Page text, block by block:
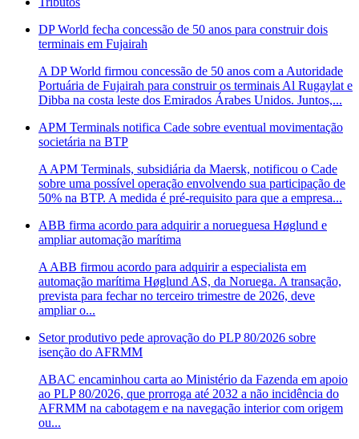
DP World fecha concessão de 50 anos para construir dois
terminais em Fujairah
A DP World firmou concessão de 50 anos com a Autoridade
Portuária de Fujairah para construir os terminais Al Rugaylat e
Dibba na costa leste dos Emirados Árabes Unidos. Juntos,...
APM Terminals notifica Cade sobre eventual movimentação
societária na BTP
A APM Terminals, subsidiária da Maersk, notificou o Cade
sobre uma possível operação envolvendo sua participação de
50% na BTP. A medida é pré-requisito para que a empresa...
ABB firma acordo para adquirir a norueguesa Høglund e
ampliar automação marítima
A ABB firmou acordo para adquirir a especialista em
automação marítima Høglund AS, da Noruega. A transação,
prevista para fechar no terceiro trimestre de 2026, deve
ampliar o...
Setor produtivo pede aprovação do PLP 80/2026 sobre
isenção do AFRMM
ABAC encaminhou carta ao Ministério da Fazenda em apoio
ao PLP 80/2026, que prorroga até 2032 a não incidência do
AFRMM na cabotagem e na navegação interior com origem
ou...